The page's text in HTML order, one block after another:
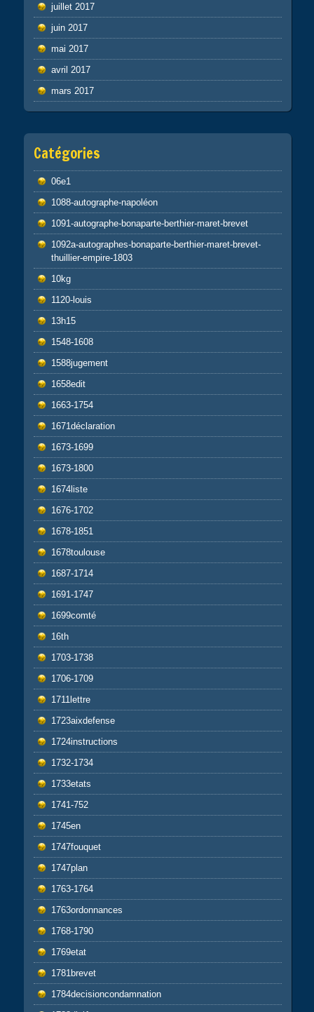
juillet 2017
juin 2017
mai 2017
avril 2017
mars 2017
Catégories
06e1
1088-autographe-napoléon
1091-autographe-bonaparte-berthier-maret-brevet
1092a-autographes-bonaparte-berthier-maret-brevet-
thuillier-empire-1803
10kg
1120-louis
13h15
1548-1608
1588jugement
1658edit
1663-1754
1671déclaration
1673-1699
1673-1800
1674liste
1676-1702
1678-1851
1678toulouse
1687-1714
1691-1747
1699comté
16th
1703-1738
1706-1709
1711lettre
1723aixdefense
1724instructions
1732-1734
1733etats
1741-752
1745en
1747fouquet
1747plan
1763-1764
1763ordonnances
1768-1790
1769etat
1781brevet
1784decisioncondamnation